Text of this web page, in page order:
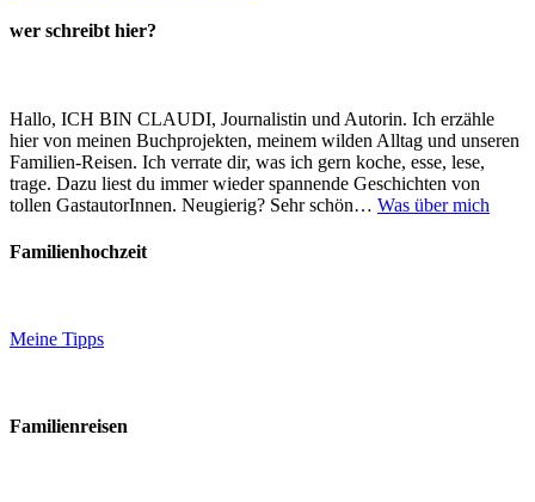
wer schreibt hier?
Hallo, ICH BIN CLAUDI, Journalistin und Autorin. Ich erzähle
hier von meinen Buchprojekten, meinem wilden Alltag und unseren
Familien-Reisen. Ich verrate dir, was ich gern koche, esse, lese,
trage. Dazu liest du immer wieder spannende Geschichten von
tollen GastautorInnen. Neugierig? Sehr schön… Was über mich
Familienhochzeit
Meine Tipps
Familienreisen